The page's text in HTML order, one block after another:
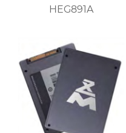
HEG891A